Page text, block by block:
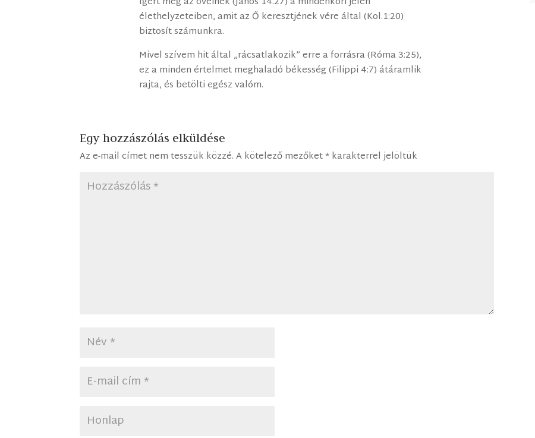
élethelyzeteiben, amit az Ő keresztjének vére által (Kol.1:20)
biztosít számunkra.
Mivel szívem hit által „rácsatlakozik” erre a forrásra (Róma 3:25),
ez a minden értelmet meghaladó békesség (Filippi 4:7) átáramlik
rajta, és betölti egész valóm.
Egy hozzászólás elküldése
Az e-mail címet nem tesszük közzé. A kötelező mezőket*karakterrel jelöltük